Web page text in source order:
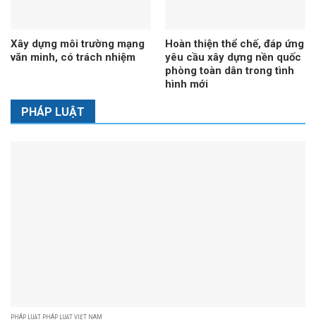
Xây dựng môi trường mạng
văn minh, có trách nhiệm
Hoàn thiện thể chế, đáp ứng
yêu cầu xây dựng nền quốc
phòng toàn dân trong tình
hình mới
PHÁP LUẬT
PHÁP LUẬT PHÁP LUẬT VIỆT NAM